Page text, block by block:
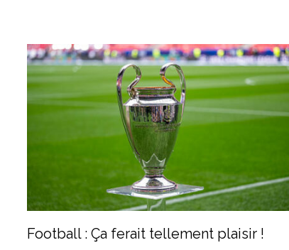
Football : Ça ferait tellement plaisir !